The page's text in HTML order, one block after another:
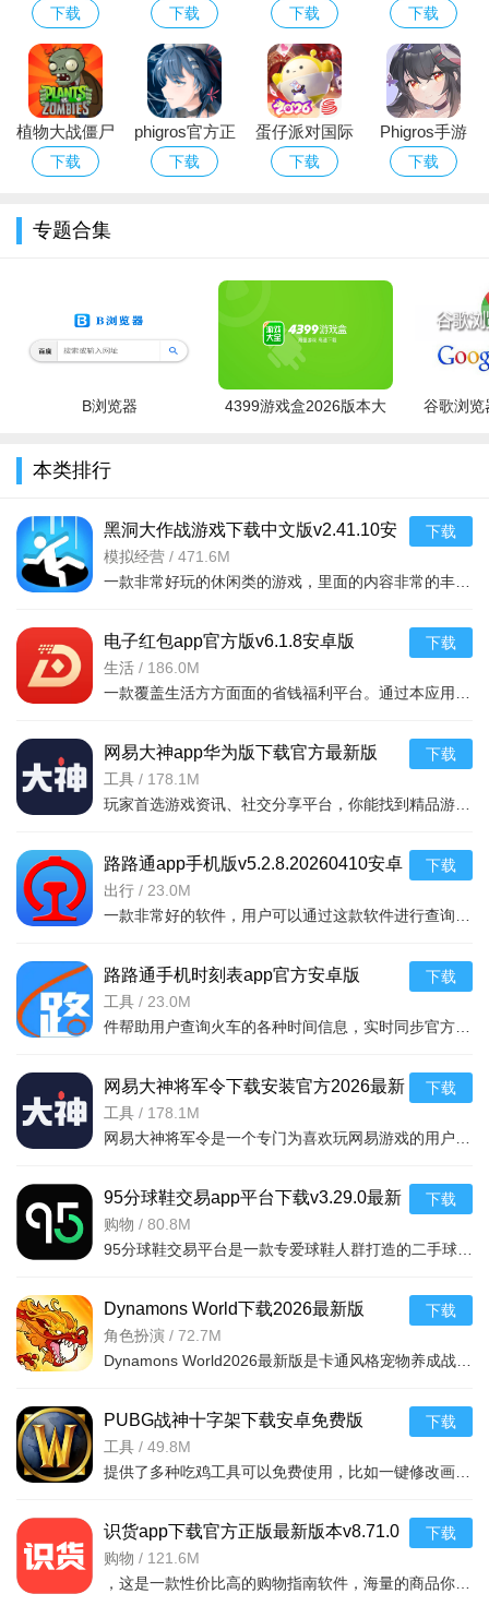
增加额外收入。
趣味十足的社交互动：游戏内设有社交系统，玩家可以与其
他农场主成为好友，相互参观农场，交流经营心得。还能在社交
平台上分享自己农场的独特风貌与丰收成果，接收好友赠送的礼
物或资源，在互动中共同进步。此外，玩家可以参与农场之间的
合作活动，如联合举办农产品展销会，齐心协力完成任务，获得
简单易上手的操作模式：游戏操作极为便捷，玩家通过点
击、滑动屏幕即可轻松完成各种指令。在种植农作物时，只需选
定土地，点击想要种植的作物种子图标，就能完成播种；浇水、
施肥等操作同样简单，点击相应功能按钮，再选择需要照料的区
域即可。养殖动物时，点击动物图标就能进行喂食、清洁等操
作。这种简单直观的操作方式，让各个年龄段的玩家都能迅速上
策略性的资源管理：尽管拥有无限钻石，但在游戏过程中仍
需合理规划资源。例如在购买种子、幼崽，建设设施以及升级设
种植与养殖计划，确保资源利用最大化。比如市场上水果价格上
涨，就可加大水果类作物的种植面积；若是肉类产品畅销，便增
加养殖牲畜的数量，以此获取更高的经济效益。
将解锁更多高级农作物、珍稀动物品种以及独特的农场设施。同
时，会面临一系列全新的挑战任务，如满足特定客户的特殊订单
不仅能获得丰厚的奖励，助力农场进一步发展，还能为游戏增添
更多的趣味性与成就感。
离线收益轻松获取：即使玩家退出游戏，农场依然在运作并
产生收益。再次登录时，玩家能轻松领取离线期间积累的农作物
产出、动物产物以及其他收益，确保农场经营不间断，让玩家在
忙碌的现实生活中，也能随时回归农场，享受收获的喜悦。
无限钻石畅快体验：作为无限钻石版，玩家无需担忧资源短
缺问题。钻石可用于快速解锁新的土地、购买高级种子和幼崽、
的资源设定，让玩家能够迅速将脑海中的农场蓝图变为现实，自
由打造心中理想的梦幻农场，极大提升游戏的爽快感与可玩性。
精美清新的画面风格：游戏采用精美清新的画面风格，将农
场的每一处细节都描绘得栩栩如生。翠绿的田野、五彩斑斓的花
朵、活泼可爱的动物，再加上随风摇曳的树木，构成了一幅充满
生机与活力的田园画卷。细腻的画面质感与丰富的色彩搭配，让
戏下载中文版
下载
World下载
2026最新版
下载
Nextbots沙盒
游戏安卓最新
版本
下载
版
下载
植物大战僵尸
经典版下载安
下载
phigros官方正
版下载2026最
下载
蛋仔派对国际
服Eggy Party
下载
Phigros手游
官方下载最新
下载
专题合集
B浏览器
4399游戏盒2026版本大
谷歌浏览
本类排行
黑洞大作战游戏下载中文版v2.41.10安
卓版
模拟经营 / 471.6M
下载
电子红包app官方版v6.1.8安卓版
生活 / 186.0M
下载
网易大神app华为版下载官方最新版
v4.15.0华为版
工具 / 178.1M
下载
路路通app手机版v5.2.8.20260410安卓
版
出行 / 23.0M
下载
路路通手机时刻表app官方安卓版
v5.2.8.20260410安卓版
工具 / 23.0M
下载
网易大神将军令下载安装官方2026最新
版v4.15.0安卓版
工具 / 178.1M
下载
95分球鞋交易app平台下载v3.29.0最新
版
购物 / 80.8M
下载
Dynamons World下载2026最新版
v1.12.62 安卓版
角色扮演 / 72.7M
下载
PUBG战神十字架下载安卓免费版
v7.68.0安卓免费版
工具 / 49.8M
下载
识货app下载官方正版最新版本v8.71.0
安卓版
购物 / 121.6M
下载